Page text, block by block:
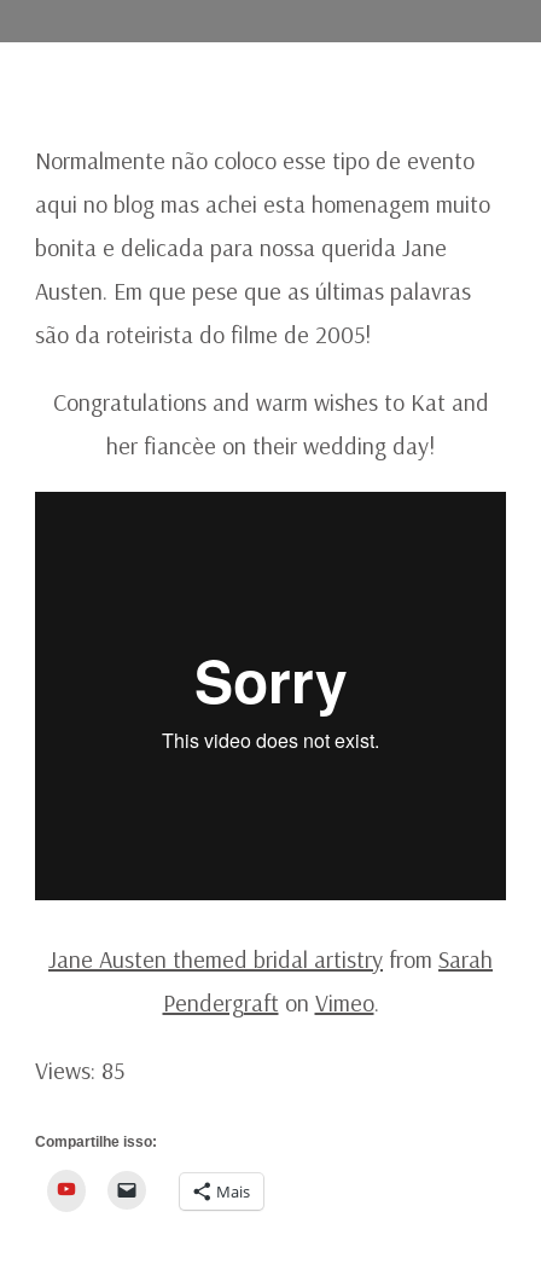
CASAMENTO
JANE
AUSTEN
Normalmente não coloco esse tipo de evento
aqui no blog mas achei esta homenagem muito
bonita e delicada para nossa querida Jane
Austen. Em que pese que as últimas palavras
são da roteirista do filme de 2005!
Congratulations and warm wishes to Kat and
her fiancèe on their wedding day!
Jane Austen themed bridal artistry from Sarah
Pendergraft on Vimeo.
Views: 85
Compartilhe isso:
YouTube Mais